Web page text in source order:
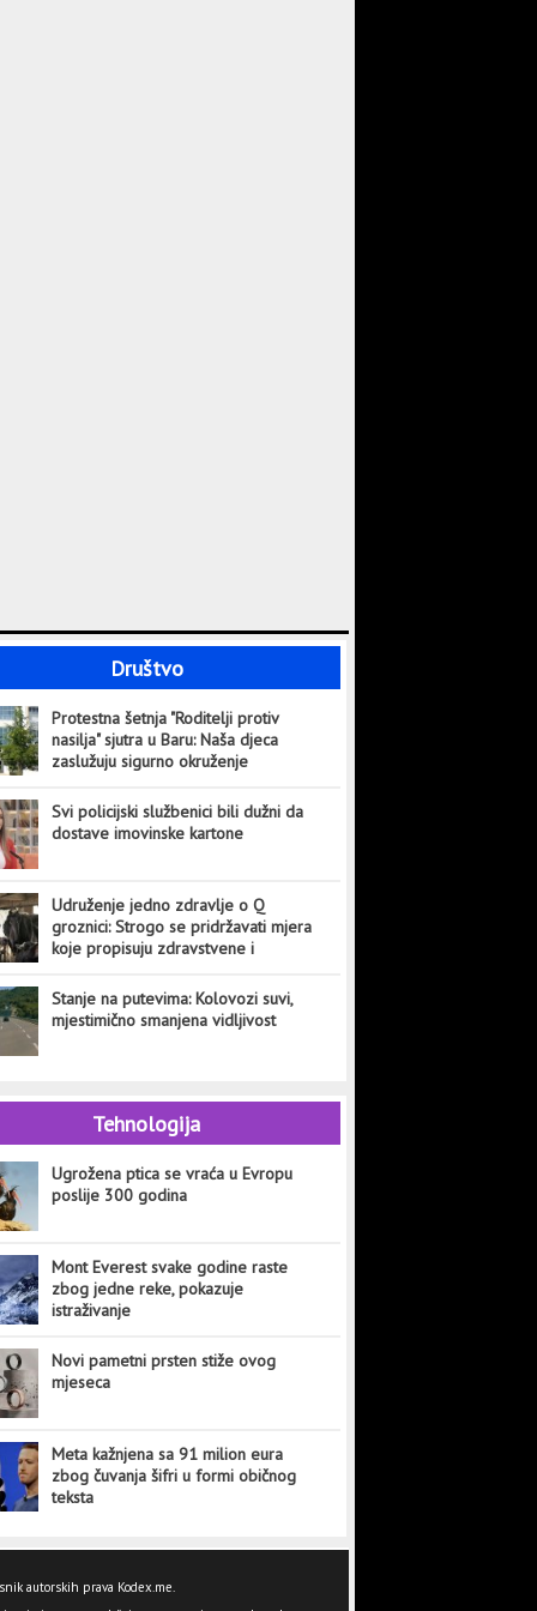
Društvo
Protestna šetnja "Roditelji protiv
nasilja" sjutra u Baru: Naša djeca
zaslužuju sigurno okruženje
Svi policijski službenici bili dužni da
dostave imovinske kartone
Udruženje jedno zdravlje o Q
groznici: Strogo se pridržavati mjera
koje propisuju zdravstvene i
Stanje na putevima: Kolovozi suvi,
mjestimično smanjena vidljivost
Tehnologija
Ugrožena ptica se vraća u Evropu
poslije 300 godina
Mont Everest svake godine raste
zbog jedne reke, pokazuje
istraživanje
Novi pametni prsten stiže ovog
mjeseca
Meta kažnjena sa 91 milion eura
zbog čuvanja šifri u formi običnog
teksta
autorskih prava Kodex.me.